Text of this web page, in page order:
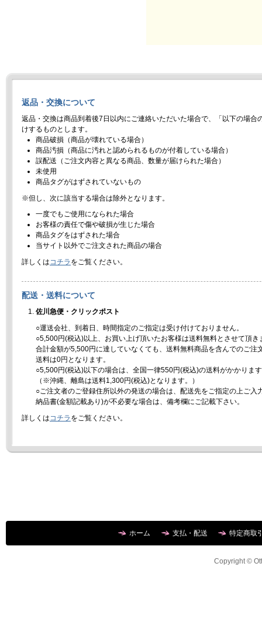
返品・交換について
返品・交換は商品到着後7日以内にご連絡いただいた場合で、「以下の場合
けするものとします。
商品破損（商品が壊れている場合）
商品汚損（商品に汚れと認められるものが付着している場合）
誤配送（ご注文内容と異なる商品、数量が届けられた場合）
未使用
商品タグがはずされていないもの
※但し、次に該当する場合は除外となります。
一度でもご使用になられた場合
お客様の責任で傷や破損が生じた場合
商品タグをはずされた場合
当サイト以外でご注文された商品の場合
詳しくは コチラ をご覧ください。
配送・送料について
佐川急便・クリックポスト
○運送会社、到着日、時間指定のご指定は受け付けておりません。
○5,500円(税込)以上、お買い上げ頂いたお客様は送料無料とさせて頂き
合計金額が5,500円に達していなくても、送料無料商品を含んでのご注
送料は0円となります。
○5,500円(税込)以下の場合は、全国一律550円(税込)の送料がかかりま
（※沖縄、離島は送料1,300円(税込)となります。）
○ご注文者のご登録住所以外の発送の場合は、配送先をご指定の上ご入
納品書(金額記載あり)が不必要な場合は、備考欄にご記載下さい。
詳しくは コチラ をご覧ください。
ホーム 支払・配送 特定商取
Copyright ©